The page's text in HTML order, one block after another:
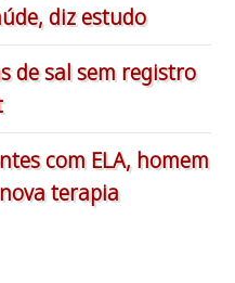
diz estudo
de sal sem registro
com ELA, homem
terapia